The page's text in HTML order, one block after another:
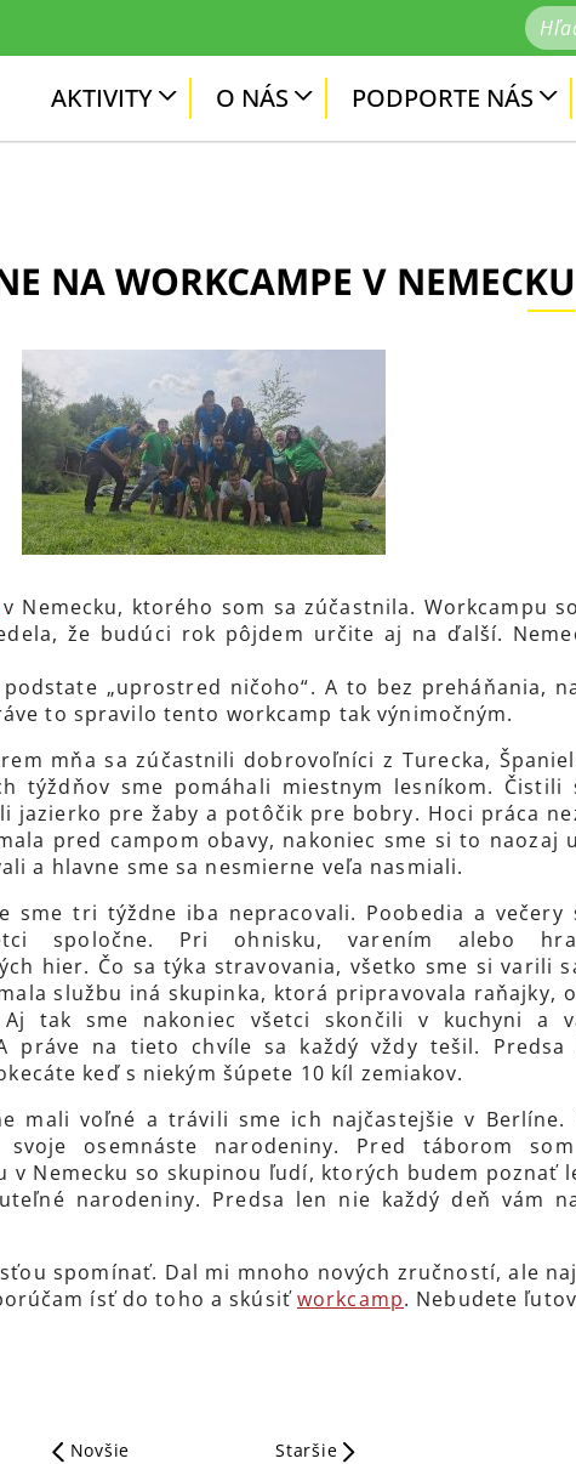
AKTIVITY O NÁS PODPORTE NÁS
NA WORKCAMPE V NEMECKU
v Nemecku, ktorého som sa zúčastnila. Workcampu
že budúci rok pôjdem určite aj na ďalší.
„uprostred ničoho“. A to bez preháňania,
to spravilo tento workcamp tak výnimočným.
mňa sa zúčastnili dobrovoľníci z Turecka,
týždňov sme pomáhali miestnym lesníkom. Čistili
pre žaby a potôčik pre bobry. Hoci práca
pred campom obavy, nakoniec sme si to naozaj
a hlavne sme sa nesmierne veľa nasmiali.
sme tri týždne iba nepracovali. Poobedia a večery
spoločne. Pri ohnisku, varením alebo
hier. Čo sa týka stravovania, všetko sme si varili
službu iná skupinka, ktorá pripravovala raňajky,
tak sme nakoniec všetci skončili v kuchyni a
práve na tieto chvíle sa každý vždy tešil. Predsa
keď s niekým šúpete 10 kíl zemiakov.
mali voľné a trávili sme ich najčastejšie v Berlíne.
svoje osemnáste narodeniny. Pred táborom
v Nemecku so skupinou ľudí, ktorých budem poznať
narodeniny. Predsa len nie každý deň vám
spomínať. Dal mi mnoho nových zručností, ale
ísť do toho a skúsiťworkcamp. Nebudete
Novšie Staršie